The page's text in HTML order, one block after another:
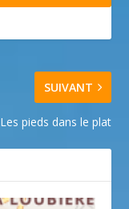
SUIVANT
Les pieds dans le plat